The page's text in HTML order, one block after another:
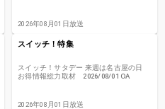
2026年08月01日放送
スイッチ！特集
スイッチ！サタデー 来週は名古屋の日
お得情報総力取材 2026/08/01 OA
2026年08月01日放送